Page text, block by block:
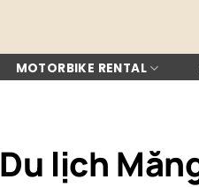
MOTORBIKE RENTAL
Du lịch